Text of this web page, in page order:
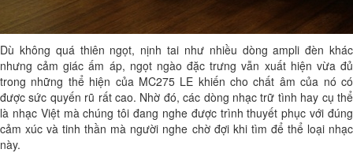
Dù không quá thiên ngọt, nịnh tai như nhiều dòng ampli đèn khác
nhưng cảm giác ấm áp, ngọt ngào đặc trưng vẫn xuất hiện vừa đủ
trong những thể hiện của MC275 LE khiến cho chất âm của nó có
được sức quyến rũ rất cao. Nhờ đó, các dòng nhạc trữ tình hay cụ thể
là nhạc Việt mà chúng tôi đang nghe được trình thuyết phục với đúng
cảm xúc và tinh thần mà người nghe chờ đợi khi tìm để thể loại nhạc
này.